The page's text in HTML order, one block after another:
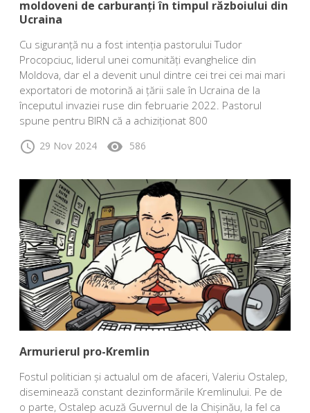
moldoveni de carburanți în timpul războiului din
Ucraina
Cu siguranță nu a fost intenția pastorului Tudor
Procopciuc, liderul unei comunități evanghelice din
Moldova, dar el a devenit unul dintre cei trei cei mai mari
exportatori de motorină ai țării sale în Ucraina de la
începutul invaziei ruse din februarie 2022. Pastorul
spune pentru BIRN că a achiziționat 800
schedule 29 Nov 2024 visibility 586
Armurierul pro-Kremlin
Fostul politician și actualul om de afaceri, Valeriu Ostalep,
diseminează constant dezinformările Kremlinului. Pe de
o parte, Ostalep acuză Guvernul de la Chișinău, la fel ca